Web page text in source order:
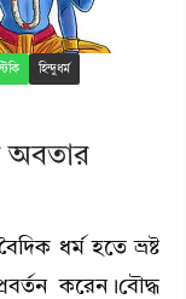
হিন্দুধর্ম
অবতার
ধর্ম হতে ভ্রষ্ট
করেন।বৌদ্ধ